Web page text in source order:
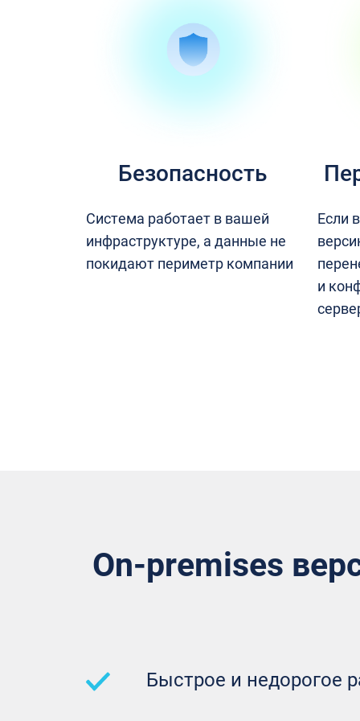
Безопасность
Система работает в вашей
инфраструктуре, а данные не
покидают периметр компании
Если
и
On-premises
Быстрое и недорогое